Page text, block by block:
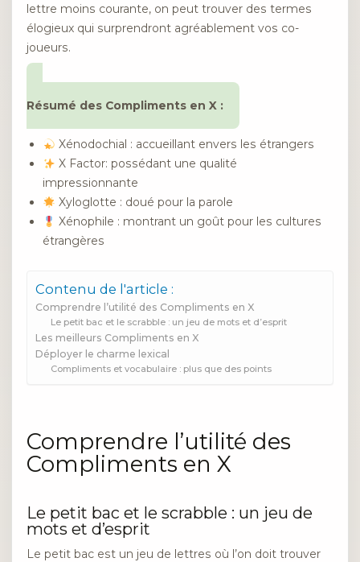
lettre moins courante, on peut trouver des termes
élogieux qui surprendront agréablement vos co-
joueurs.
Résumé des Compliments en X :
Xénodochial : accueillant envers les étrangers
X Factor: possédant une qualité
impressionnante
Xyloglotte : doué pour la parole
Xénophile : montrant un goût pour les cultures
étrangères
Contenu de l'article :
Comprendre l’utilité des Compliments en X
Le petit bac et le scrabble : un jeu de mots et d’esprit
Les meilleurs Compliments en X
Déployer le charme lexical
Compliments et vocabulaire : plus que des points
Comprendre l’utilité des
Compliments en X
Le petit bac et le scrabble : un jeu de
mots et d’esprit
Le petit bac est un jeu de lettres où l’on doit trouver